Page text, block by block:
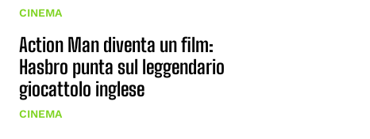
CINEMA
Action Man diventa un film:
Hasbro punta sul leggendario
giocattolo inglese
CINEMA